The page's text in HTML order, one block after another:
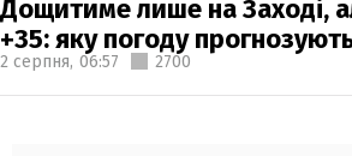
Дощитиме лише на Заході,
+35: яку погоду
2 серпня, 06:57 2700